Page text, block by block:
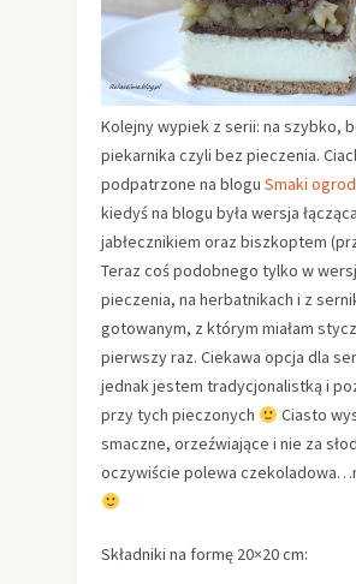
Kolejny wypiek z serii: na szybko,
piekarnika czyli bez pieczenia.
podpatrzone na blogu Smaki
kiedyś na blogu była wersja
jabłecznikiem oraz biszkoptem
Teraz coś podobnego tylko w
pieczenia, na herbatnikach i z
gotowanym, z którym miałam
pierwszy raz. Ciekawa opcja dla
jednak jestem tradycjonalistką i
przy tych pieczonych
Ciasto
smaczne, orzeźwiające i nie za
oczywiście polewa
Składniki na formę 20×20 cm: